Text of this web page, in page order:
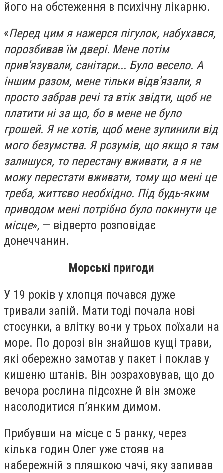
його на обстеження в психічну лікарню.
«Перед цим я нажерся пігулок, набухався,
порозбивав їм двері. Мене потім
прив'язували, санітари... Було весело. А
іншим разом, мене тільки відв'язали, я
просто забрав речі та втік звідти, щоб не
платити ні за що, бо в мене не було
грошей. Я не хотів, щоб мене зупинили від
мого безумства. Я розумів, що якщо я там
залишуся, то перестану вживати, а я не
можу перестати вживати, тому що мені це
треба, життєво необхідно. Під будь-яким
приводом мені потрібно було покинути це
місце», — відверто розповідає
донеччанин.
Морські пригоди
У 19 років у хлопця почався дуже
тривали запій. Мати тоді почала нові
стосунки, а влітку вони у трьох поїхали на
море. По дорозі він знайшов кущі трави,
які обережно замотав у пакет і поклав у
кишеню штанів. Він розраховував, що до
вечора рослина підсохне й він зможе
насолодитися п’янким димом.
Прибувши на місце о 5 ранку, через
кілька годин Олег уже стояв на
набережній з пляшкою чачі, яку запивав